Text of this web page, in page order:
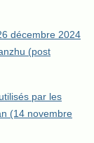
décembre 2024
(post
par les
(14 novembre